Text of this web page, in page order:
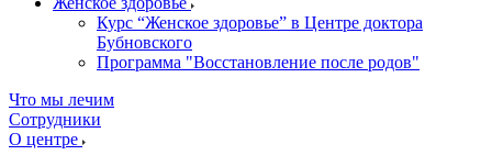
Курс “Женское здоровье” в Центре доктора
Бубновского
Программа "Восстановление после родов"
Что мы лечим
Сотрудники
О центре